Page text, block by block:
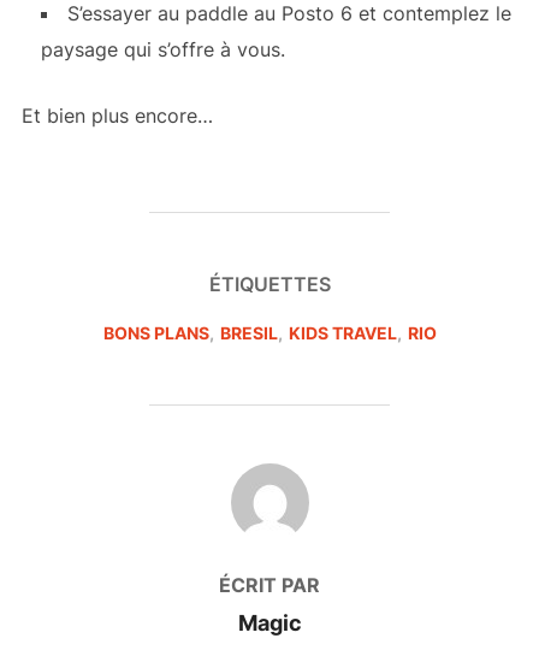
S’essayer au paddle au Posto 6 et contemplez le
paysage qui s’offre à vous.
Et bien plus encore…
ÉTIQUETTES
BONS PLANS, BRESIL, KIDS TRAVEL, RIO
AUTEUR DE LA PUBLICATION
ÉCRIT PAR
Magic